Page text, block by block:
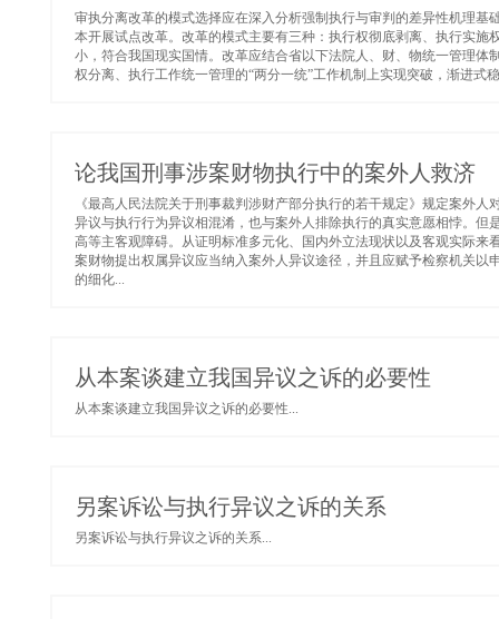
审执分离改革的模式选择应在深入分析强制执行与审判的差异性机理
本开展试点改革。改革的模式主要有三种：执行权彻底剥离、执行实
小，符合我国现实国情。改革应结合省以下法院人、财、物统一管理
权分离、执行工作统一管理的“两分一统”工作机制上实现突破，渐进式
论我国刑事涉案财物执行中的案外人救济
《最高人民法院关于刑事裁判涉财产部分执行的若干规定》规定案外
异议与执行行为异议相混淆，也与案外人排除执行的真实意愿相悖。
高等主客观障碍。从证明标准多元化、国内外立法现状以及客观实际
案财物提出权属异议应当纳入案外人异议途径，并且应赋予检察机关
的细化...
从本案谈建立我国异议之诉的必要性
从本案谈建立我国异议之诉的必要性...
另案诉讼与执行异议之诉的关系
另案诉讼与执行异议之诉的关系...